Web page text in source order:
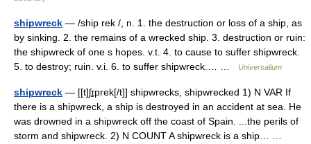
shipwreck — /ship rek /, n. 1. the destruction or loss of a ship, as
by sinking. 2. the remains of a wrecked ship. 3. destruction or ruin:
the shipwreck of one s hopes. v.t. 4. to cause to suffer shipwreck.
5. to destroy; ruin. v.i. 6. to suffer shipwreck.… …
Universalium
shipwreck — [[t]ʃɪ̱prek[/t]] shipwrecks, shipwrecked 1) N VAR If
there is a shipwreck, a ship is destroyed in an accident at sea. He
was drowned in a shipwreck off the coast of Spain. ...the perils of
storm and shipwreck. 2) N COUNT A shipwreck is a ship… …